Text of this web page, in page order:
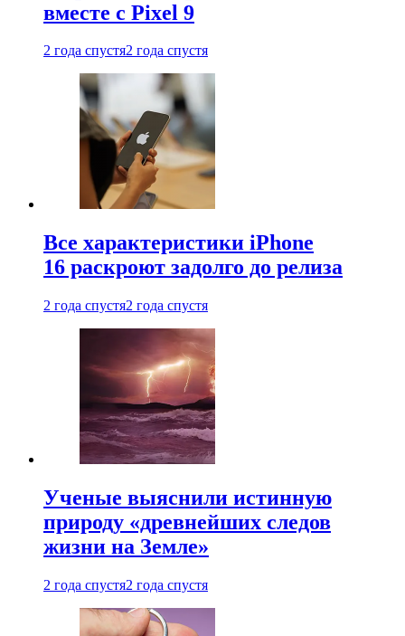
вместе с Pixel 9
2 года спустя2 года спустя
Все характеристики iPhone
16 раскроют задолго до релиза
2 года спустя2 года спустя
Ученые выяснили истинную
природу «древнейших следов
жизни на Земле»
2 года спустя2 года спустя